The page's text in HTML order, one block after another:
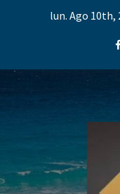
lun. Ago 10th,